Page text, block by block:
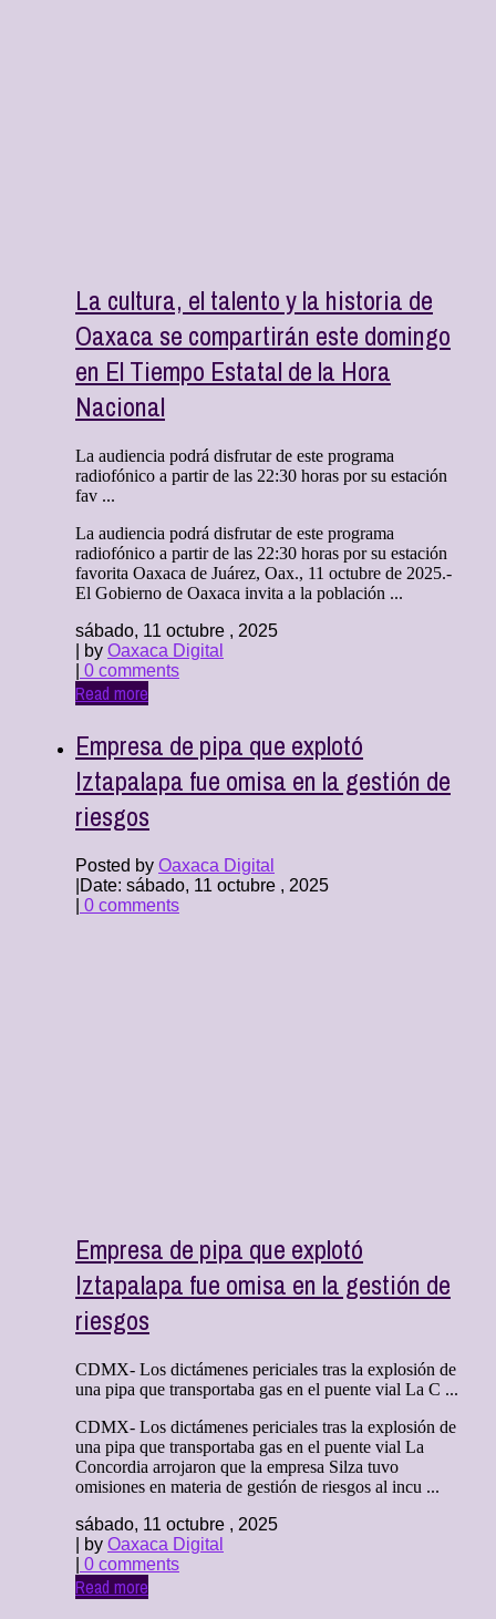
La cultura, el talento y la historia de
Oaxaca se compartirán este domingo
en El Tiempo Estatal de la Hora
Nacional
La audiencia podrá disfrutar de este programa
radiofónico a partir de las 22:30 horas por su estación
fav ...
La audiencia podrá disfrutar de este programa
radiofónico a partir de las 22:30 horas por su estación
favorita Oaxaca de Juárez, Oax., 11 octubre de 2025.-
El Gobierno de Oaxaca invita a la población ...
sábado, 11 octubre , 2025
| by Oaxaca Digital
0 comments
Read more
Empresa de pipa que explotó
Iztapalapa fue omisa en la gestión de
riesgos
Posted by Oaxaca Digital
Date: sábado, 11 octubre , 2025
0 comments
Empresa de pipa que explotó
Iztapalapa fue omisa en la gestión de
riesgos
CDMX- Los dictámenes periciales tras la explosión de
una pipa que transportaba gas en el puente vial La C ...
CDMX- Los dictámenes periciales tras la explosión de
una pipa que transportaba gas en el puente vial La
Concordia arrojaron que la empresa Silza tuvo
omisiones en materia de gestión de riesgos al incu ...
sábado, 11 octubre , 2025
| by Oaxaca Digital
0 comments
Read more